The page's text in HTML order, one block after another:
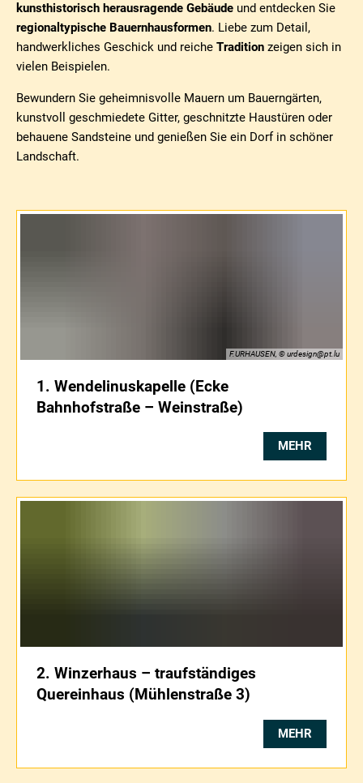
kunsthistorisch herausragende Gebäude und entdecken Sie
regionaltypische Bauernhausformen. Liebe zum Detail,
handwerkliches Geschick und reiche Tradition zeigen sich in
vielen Beispielen.
Bewundern Sie geheimnisvolle Mauern um Bauerngärten,
kunstvoll geschmiedete Gitter, geschnitzte Haustüren oder
behauene Sandsteine und genießen Sie ein Dorf in schöner
Landschaft.
F.URHAUSEN, © urdesign@pt.lu
1. Wendelinuskapelle (Ecke
Bahnhofstraße – Weinstraße)
MEHR
2. Winzerhaus – traufständiges
Quereinhaus (Mühlenstraße 3)
MEHR